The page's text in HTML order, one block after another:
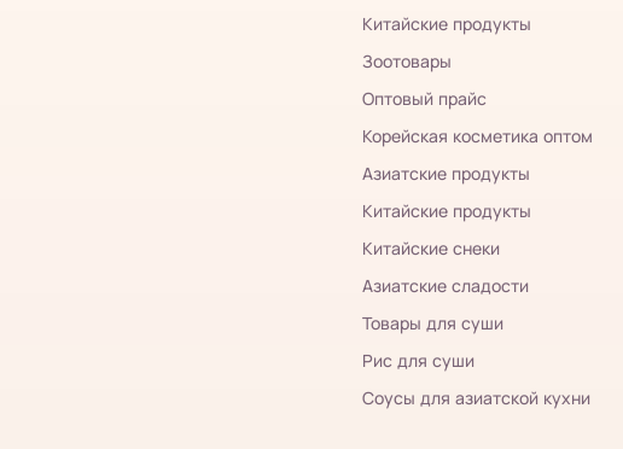
Китайские продукты
Зоотовары
Оптовый прайс
Корейская косметика оптом
Азиатские продукты
Китайские продукты
Китайские снеки
Азиатские сладости
Товары для суши
Рис для суши
Соусы для азиатской кухни